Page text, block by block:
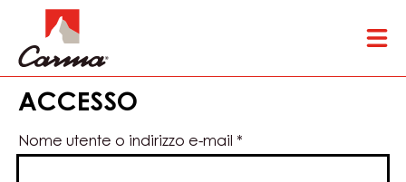
to
main
content
ACCESSO
Nome utente o indirizzo e-mail *